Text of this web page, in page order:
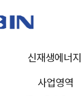
신재생에너지
사업영역